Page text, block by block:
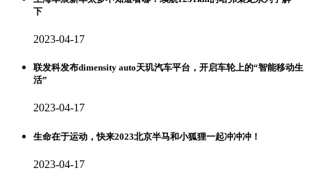
下
2023-04-17
联发科发布dimensity auto天玑汽车平台，开启车轮上的“智能移动生
活”
2023-04-17
生命在于运动，快来2023北京半马和小狐狸一起冲冲冲！
2023-04-17